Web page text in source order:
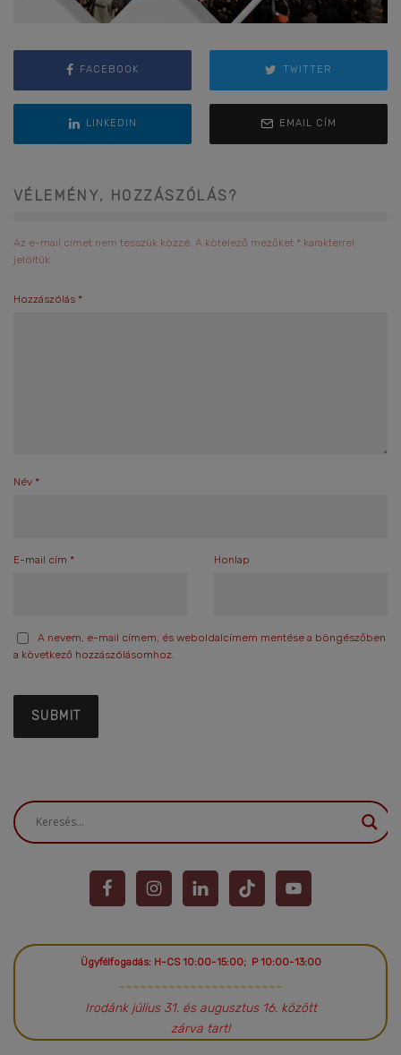
FACEBOOK TWITTER
LINKEDIN EMAIL CÍM
VÉLEMÉNY, HOZZÁSZÓLÁS?
Az e-mail címet nem tesszük közzé. A kötelező mezőket * karakterrel
jelöltük
Hozzászólás *
Név *
E-mail cím * Honlap
A nevem, e-mail címem, és weboldalcímem mentése a böngészőben
a következő hozzászólásomhoz.
Ügyfélfogadás: H-CS 10:00-15:00; P 10:00-13:00
~~~~~~~~~~~~~~~~~~~~~~~
Irodánk július 31. és augusztus 16. között
zárva tart!